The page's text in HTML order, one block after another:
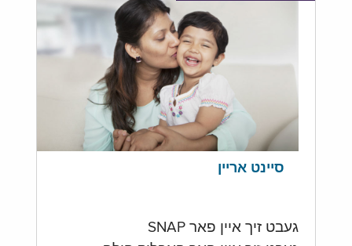
סיינט אריין
געבט זיך איין פאר SNAP